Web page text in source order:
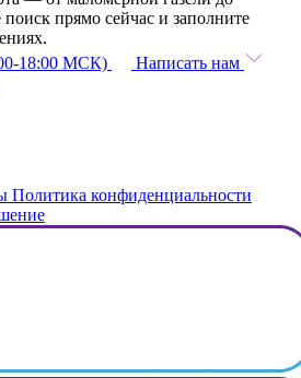
прямо сейчас и заполните
18:00 МСК)
Написать нам
Политика конфиденциальности